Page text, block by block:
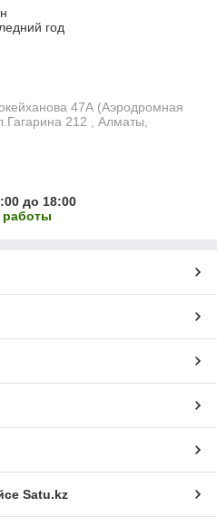
год
47А (Аэродромная
212 , Алматы,
до 18:00
работы
Satu.kz